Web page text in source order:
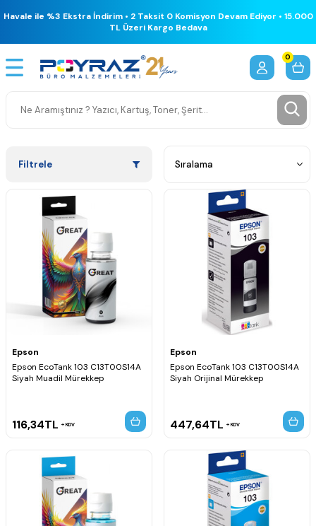
Havale ile %3 Ekstra İndirim • 2 Taksit 0 Komisyon Devam Ediyor • 15.000
TL Üzeri Kargo Bedava
0
Filtrele
Epson
Epson EcoTank 103 C13T00S14A
Siyah Muadil Mürekkep
116,34TL KDV
Epson
Epson EcoTank 103 C13T00S14A
Siyah Orijinal Mürekkep
447,64TL KDV